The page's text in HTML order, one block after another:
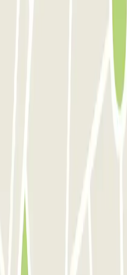
TOP CAR - P1
- Aeroporto Brindisi
- Aeroporto Brindisi
di Brindisi
interessarti vicino a
- Aeroporto Brindisi
low cost & lunga sosta
Brindisi
Milano
1 Parcheggio Malpensa